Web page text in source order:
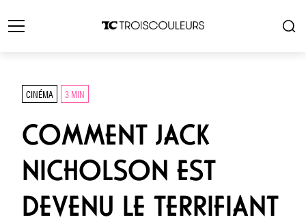
CINÉMA 3 MIN
COMMENT JACK
NICHOLSON EST
DEVENU LE TERRIFIANT